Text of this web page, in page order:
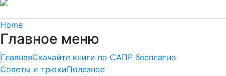
Home
Главное меню
ГлавнаяСкачайте книги по САПР бесплатно
Советы и трюкиПолезное